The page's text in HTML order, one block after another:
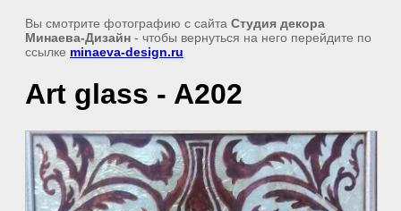
Вы смотрите фотографию с сайта Студия декора
Минаева-Дизайн - чтобы вернуться на него перейдите по
ссылке minaeva-design.ru
Аrt glass - A202